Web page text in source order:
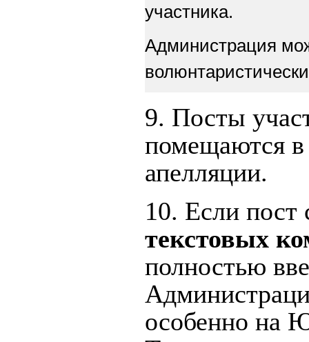
участника.
Администрация
9. Посты
помещаются в
апелляции.
10. Если
текстовых
полностью
особенно на